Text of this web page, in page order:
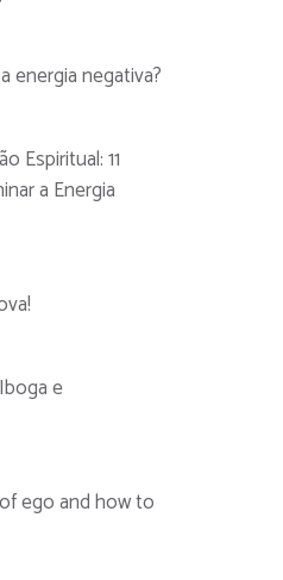
energia negativa?
Espiritual: 11
a Energia
e
ego and how to